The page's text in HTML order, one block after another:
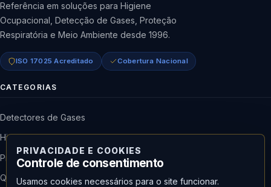
Referência em soluções para Higiene
Ocupacional, Detecção de Gases, Proteção
Respiratória e Meio Ambiente desde 1996.
ISO 17025 Acreditado Cobertura Nacional
CATEGORIAS
Detectores de Gases
Higiene Ocupacional
Proteção Respiratória
Qualidade do Ar (IAQ)
PRIVACIDADE E COOKIES
Controle de consentimento
Usamos cookies necessários para o site funcionar.